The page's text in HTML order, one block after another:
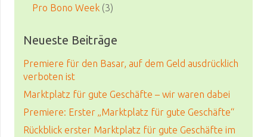
Pro Bono Week (3)
Neueste Beiträge
Premiere für den Basar, auf dem Geld ausdrücklich
verboten ist
Marktplatz für gute Geschäfte – wir waren dabei
Premiere: Erster „Marktplatz für gute Geschäfte“
Rückblick erster Marktplatz für gute Geschäfte im